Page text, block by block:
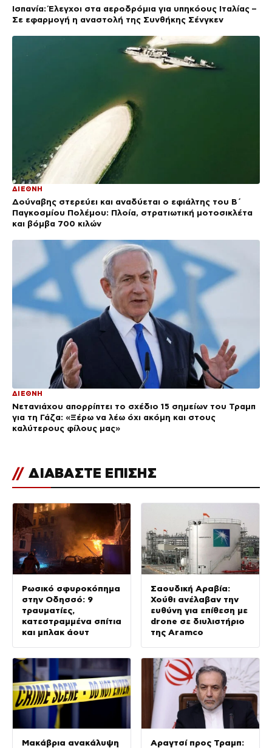
Ισπανία: Έλεγχοι στα αεροδρόμια για υπηκόους Ιταλίας –
Σε εφαρμογή η αναστολή της Συνθήκης Σένγκεν
ΔΙΕΘΝΗ
Δούναβης στερεύει και αναδύεται ο εφιάλτης του Β΄
Παγκοσμίου Πολέμου: Πλοία, στρατιωτική μοτοσικλέτα
και βόμβα 700 κιλών
ΔΙΕΘΝΗ
Νετανιάχου απορρίπτει το σχέδιο 15 σημείων του Τραμπ
για τη Γάζα: «Ξέρω να λέω όχι ακόμη και στους
καλύτερους φίλους μας»
// ΔΙΑΒΑΣΤΕ ΕΠΙΣΗΣ
Ρωσικό σφυροκόπημα
στην Οδησσό: 9
τραυματίες,
κατεστραμμένα σπίτια
και μπλακ άουτ
Σαουδική Αραβία:
Χούθι ανέλαβαν την
ευθύνη για επίθεση με
drone σε διυλιστήριο
της Aramco
Μακάβρια ανακάλυψη Αραγτσί προς Τραμπ: